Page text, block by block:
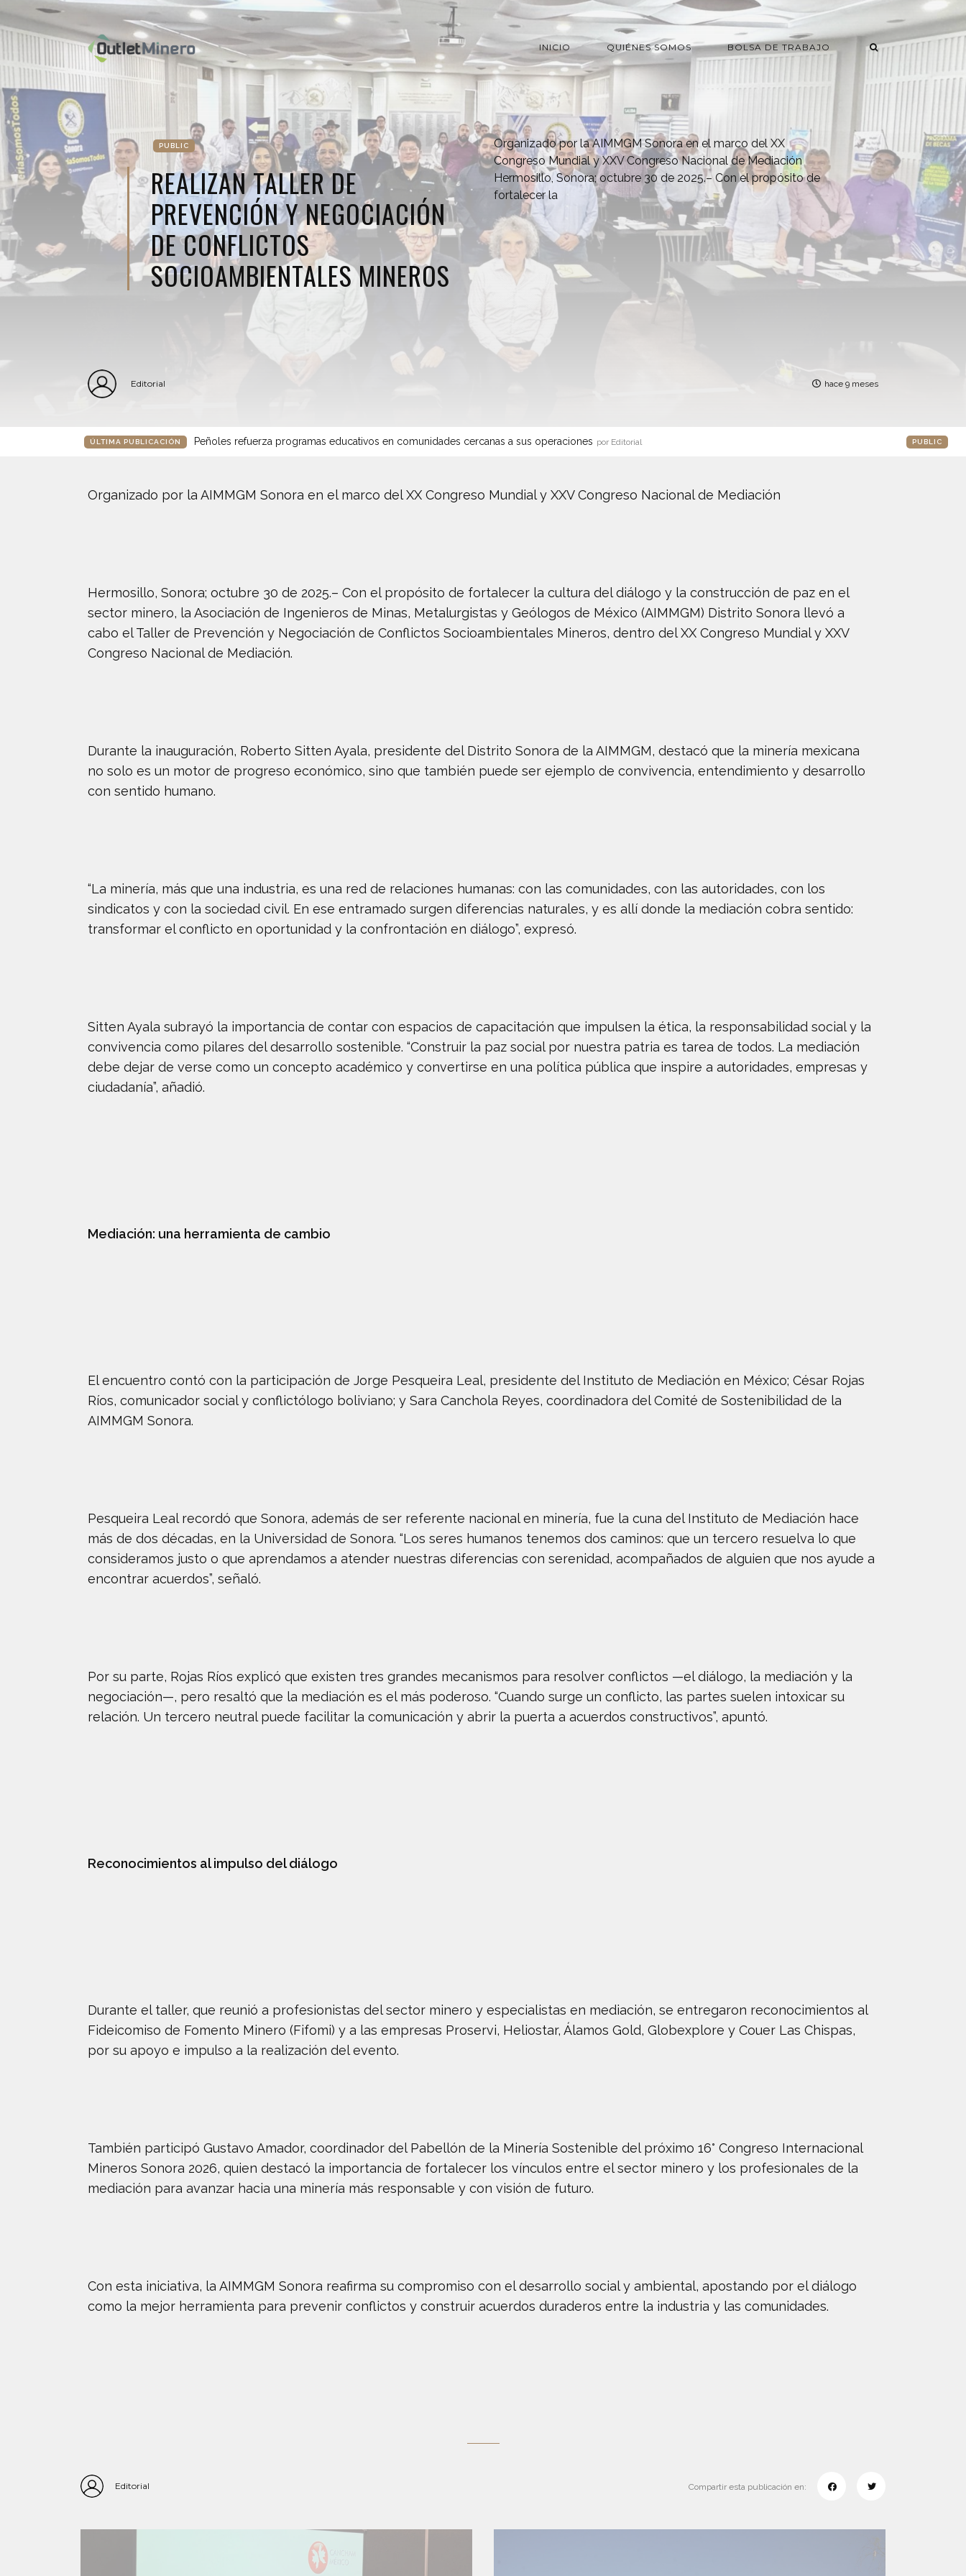
INICIO QUIÉNES SOMOS BOLSA DE TRABAJO
PUBLIC
REALIZAN TALLER DE
PREVENCIÓN Y NEGOCIACIÓN
DE CONFLICTOS
SOCIOAMBIENTALES MINEROS
Organizado por la AIMMGM Sonora en el marco del XX
Congreso Mundial y XXV Congreso Nacional de Mediación
Hermosillo, Sonora; octubre 30 de 2025.– Con el propósito de
fortalecer la
Editorial hace 9 meses
ÚLTIMA PUBLICACIÓN Peñoles refuerza programas educativos en comunidades cercanas a sus operaciones por Editorial PUBLIC
Organizado por la AIMMGM Sonora en el marco del XX Congreso Mundial y XXV Congreso Nacional de Mediación
Hermosillo, Sonora; octubre 30 de 2025.– Con el propósito de fortalecer la cultura del diálogo y la construcción de paz en el
sector minero, la Asociación de Ingenieros de Minas, Metalurgistas y Geólogos de México (AIMMGM) Distrito Sonora llevó a
cabo el Taller de Prevención y Negociación de Conflictos Socioambientales Mineros, dentro del XX Congreso Mundial y XXV
Congreso Nacional de Mediación.
Durante la inauguración, Roberto Sitten Ayala, presidente del Distrito Sonora de la AIMMGM, destacó que la minería mexicana
no solo es un motor de progreso económico, sino que también puede ser ejemplo de convivencia, entendimiento y desarrollo
con sentido humano.
“La minería, más que una industria, es una red de relaciones humanas: con las comunidades, con las autoridades, con los
sindicatos y con la sociedad civil. En ese entramado surgen diferencias naturales, y es allí donde la mediación cobra sentido:
transformar el conflicto en oportunidad y la confrontación en diálogo”, expresó.
Sitten Ayala subrayó la importancia de contar con espacios de capacitación que impulsen la ética, la responsabilidad social y la
convivencia como pilares del desarrollo sostenible. “Construir la paz social por nuestra patria es tarea de todos. La mediación
debe dejar de verse como un concepto académico y convertirse en una política pública que inspire a autoridades, empresas y
ciudadanía”, añadió.
Mediación: una herramienta de cambio
El encuentro contó con la participación de Jorge Pesqueira Leal, presidente del Instituto de Mediación en México; César Rojas
Ríos, comunicador social y conflictólogo boliviano; y Sara Canchola Reyes, coordinadora del Comité de Sostenibilidad de la
AIMMGM Sonora.
Pesqueira Leal recordó que Sonora, además de ser referente nacional en minería, fue la cuna del Instituto de Mediación hace
más de dos décadas, en la Universidad de Sonora. “Los seres humanos tenemos dos caminos: que un tercero resuelva lo que
consideramos justo o que aprendamos a atender nuestras diferencias con serenidad, acompañados de alguien que nos ayude a
encontrar acuerdos”, señaló.
Por su parte, Rojas Ríos explicó que existen tres grandes mecanismos para resolver conflictos —el diálogo, la mediación y la
negociación—, pero resaltó que la mediación es el más poderoso. “Cuando surge un conflicto, las partes suelen intoxicar su
relación. Un tercero neutral puede facilitar la comunicación y abrir la puerta a acuerdos constructivos”, apuntó.
Reconocimientos al impulso del diálogo
Durante el taller, que reunió a profesionistas del sector minero y especialistas en mediación, se entregaron reconocimientos al
Fideicomiso de Fomento Minero (Fifomi) y a las empresas Proservi, Heliostar, Álamos Gold, Globexplore y Couer Las Chispas,
por su apoyo e impulso a la realización del evento.
También participó Gustavo Amador, coordinador del Pabellón de la Minería Sostenible del próximo 16° Congreso Internacional
Mineros Sonora 2026, quien destacó la importancia de fortalecer los vínculos entre el sector minero y los profesionales de la
mediación para avanzar hacia una minería más responsable y con visión de futuro.
Con esta iniciativa, la AIMMGM Sonora reafirma su compromiso con el desarrollo social y ambiental, apostando por el diálogo
como la mejor herramienta para prevenir conflictos y construir acuerdos duraderos entre la industria y las comunidades.
Editorial Compartir esta publicación en: